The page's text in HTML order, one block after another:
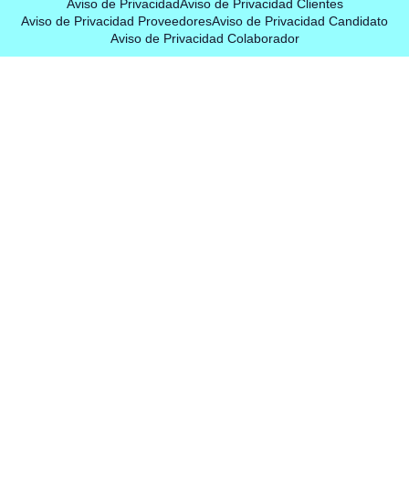
Aviso de PrivacidadAviso de Privacidad Clientes
Aviso de Privacidad ProveedoresAviso de Privacidad Candidato
Aviso de Privacidad Colaborador